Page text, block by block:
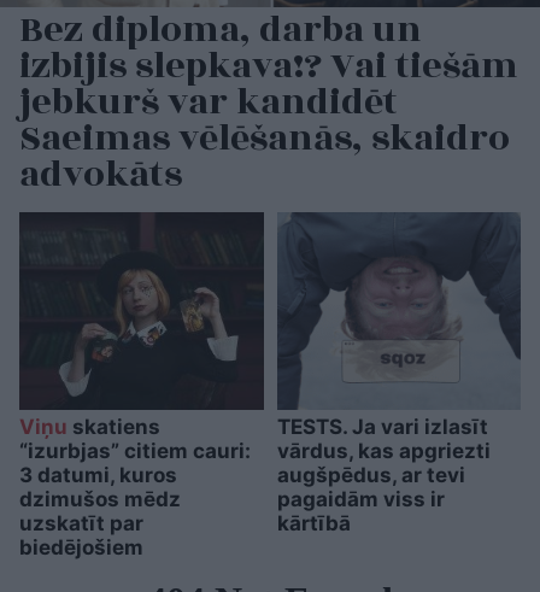
Bez diploma, darba un
izbijis slepkava!? Vai tiešām
jebkurš var kandidēt
Saeimas vēlēšanās, skaidro
advokāts
Viņu skatiens
“izurbjas” citiem cauri:
3 datumi, kuros
dzimušos mēdz
uzskatīt par
biedējošiem
TESTS. Ja vari izlasīt
vārdus, kas apgriezti
augšpēdus, ar tevi
pagaidām viss ir
kārtībā